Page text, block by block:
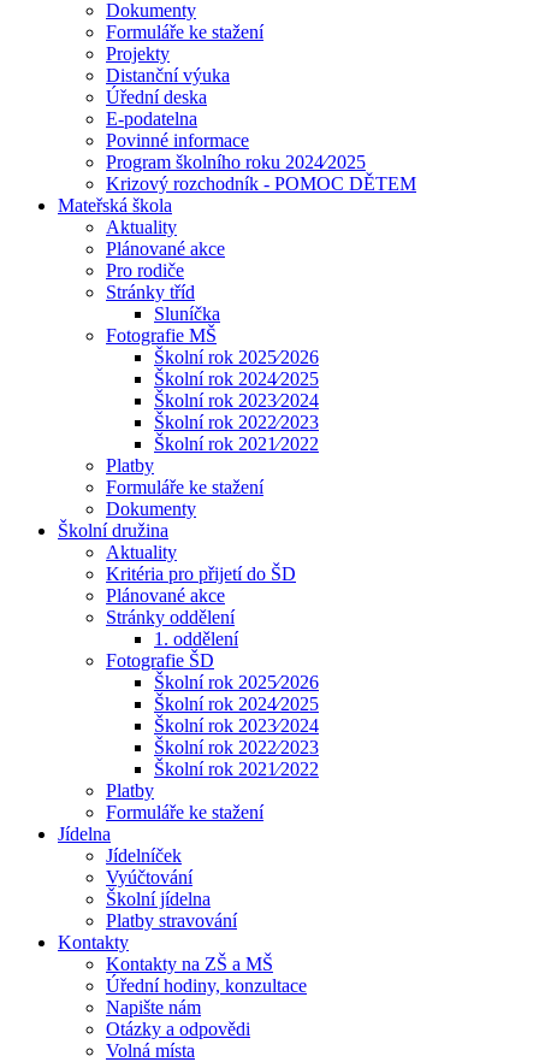
Dokumenty
Formuláře ke stažení
Projekty
Distanční výuka
Úřední deska
E-podatelna
Povinné informace
Program školního roku 2024⁄2025
Krizový rozchodník - POMOC DĚTEM
Mateřská škola
Aktuality
Plánované akce
Pro rodiče
Stránky tříd
Sluníčka
Fotografie MŠ
Školní rok 2025⁄2026
Školní rok 2024⁄2025
Školní rok 2023⁄2024
Školní rok 2022⁄2023
Školní rok 2021⁄2022
Platby
Formuláře ke stažení
Dokumenty
Školní družina
Aktuality
Kritéria pro přijetí do ŠD
Plánované akce
Stránky oddělení
1. oddělení
Fotografie ŠD
Školní rok 2025⁄2026
Školní rok 2024⁄2025
Školní rok 2023⁄2024
Školní rok 2022⁄2023
Školní rok 2021⁄2022
Platby
Formuláře ke stažení
Jídelna
Jídelníček
Vyúčtování
Školní jídelna
Platby stravování
Kontakty
Kontakty na ZŠ a MŠ
Úřední hodiny, konzultace
Napište nám
Otázky a odpovědi
Volná místa